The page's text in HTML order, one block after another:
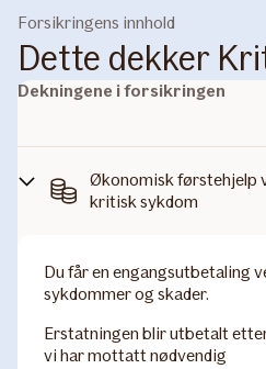
Forsikringens innhold
Dette dekker
Dekningene i forsikringen
Økonomisk førstehjelp
kritisk sykdom
Du får en engangsutbetaling
sykdommer og skader.
Erstatningen blir utbetalt
vi har mottatt nødvendig